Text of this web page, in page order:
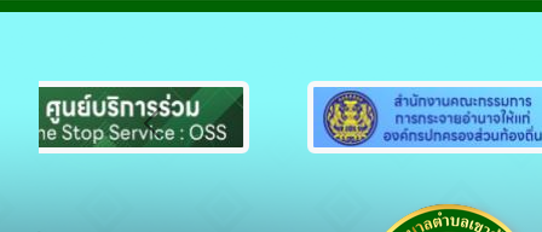
Previous